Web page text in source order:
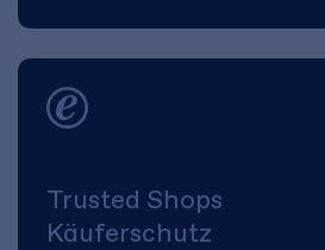
Trusted Shops
Käuferschutz